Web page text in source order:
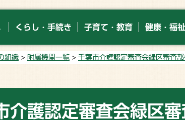
くらし・手続き 子育て・教育 健康・福祉
組織 > 附属機関一覧 > 千葉市介護認定審査会緑区審査
介護認定審査会緑区